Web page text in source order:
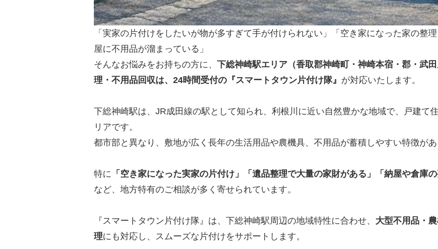
「実家の片付けをしたいが物が多すぎて手が付けられない」「空き家になった家の整
屋に不用品が溜まっている」
そんなお悩みをお持ちの方に、 下総神崎駅エリア（香取郡神崎町・神崎本宿・郡・武
理・不用品回収は、24時間受付の『スマートタウン片付け隊』 が対応いたします。
下総神崎駅は、JR成田線の駅として知られ、利根川に近い自然豊かな地域で、戸建て
リアです。
都市部と異なり、敷地が広く長年の生活用品や農機具、不用品が蓄積しやすい特徴が
特に 「空き家になった実家の片付け」「遺品整理で大量の家財がある」「納屋や倉庫
など、地方特有のご相談が多く寄せられています。
『スマートタウン片付け隊』は、下総神崎駅周辺の地域特性に合わせ、 大型不用品・
理にも対応し、スムーズな片付けをサポートします。